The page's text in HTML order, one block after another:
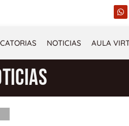
W
h
s
a
p
NOTICIAS AULA